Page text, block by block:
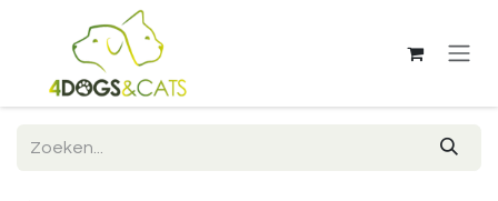
Overslaan naar inhoud